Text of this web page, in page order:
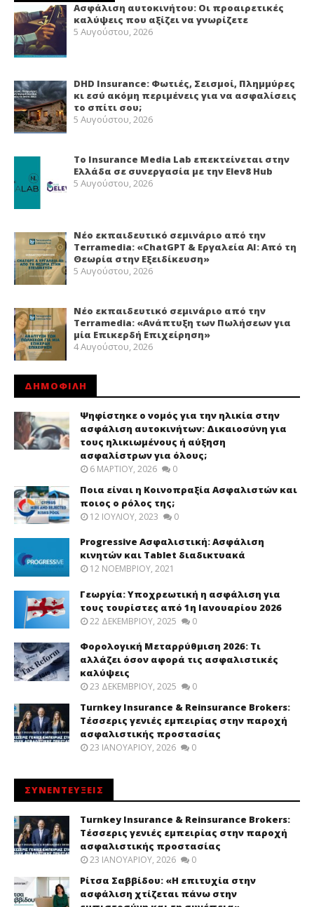
Ασφάλιση αυτοκινήτου: Οι προαιρετικές
καλύψεις που αξίζει να γνωρίζετε
5 Αυγούστου, 2026
DHD Insurance: Φωτιές, Σεισμοί, Πλημμύρες
κι εσύ ακόμη περιμένεις για να ασφαλίσεις
το σπίτι σου;
5 Αυγούστου, 2026
Το Insurance Media Lab επεκτείνεται στην
Ελλάδα σε συνεργασία με την Elev8 Hub
5 Αυγούστου, 2026
Νέο εκπαιδευτικό σεμινάριο από την
Terramedia: «ChatGPT & Εργαλεία ΑΙ: Από τη
Θεωρία στην Εξειδίκευση»
5 Αυγούστου, 2026
Νέο εκπαιδευτικό σεμινάριο από την
Terramedia: «Ανάπτυξη των Πωλήσεων για
μία Επικερδή Επιχείρηση»
4 Αυγούστου, 2026
ΔΗΜΟΦΙΛΗ
Ψηφίστηκε ο νομός για την ηλικία στην
ασφάλιση αυτοκινήτων: Δικαιοσύνη για
τους ηλικιωμένους ή αύξηση
ασφαλίστρων για όλους;
6 ΜΑΡΤΊΟΥ, 2026 0
Ποια είναι η Κοινοπραξία Ασφαλιστών και
ποιος ο ρόλος της;
12 ΙΟΥΛΊΟΥ, 2023 0
Progressive Ασφαλιστική: Ασφάλιση
κινητών και Tablet διαδικτυακά
12 ΝΟΕΜΒΡΊΟΥ, 2021
Γεωργία: Υποχρεωτική η ασφάλιση για
τους τουρίστες από 1η Ιανουαρίου 2026
22 ΔΕΚΕΜΒΡΊΟΥ, 2025 0
Φορολογική Μεταρρύθμιση 2026: Τι
αλλάζει όσον αφορά τις ασφαλιστικές
καλύψεις
23 ΔΕΚΕΜΒΡΊΟΥ, 2025 0
Turnkey Insurance & Reinsurance Brokers:
Τέσσερις γενιές εμπειρίας στην παροχή
ασφαλιστικής προστασίας
23 ΙΑΝΟΥΑΡΊΟΥ, 2026 0
ΣΥΝΕΝΤΕΥΞΕΙΣ
Turnkey Insurance & Reinsurance Brokers:
Τέσσερις γενιές εμπειρίας στην παροχή
ασφαλιστικής προστασίας
23 ΙΑΝΟΥΑΡΊΟΥ, 2026 0
Ρίτσα Σαββίδου: «Η επιτυχία στην
ασφάλιση χτίζεται πάνω στην